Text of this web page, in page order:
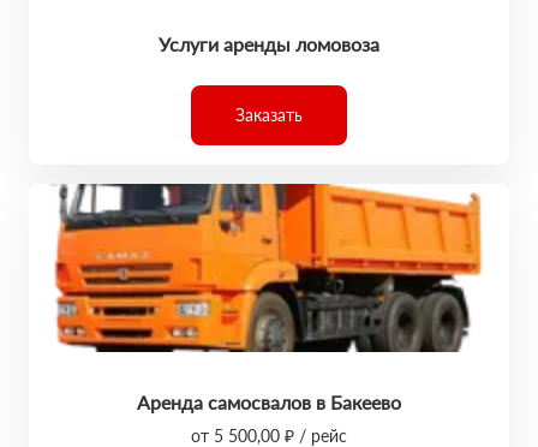
Услуги аренды ломовоза
Заказать
Аренда самосвалов в Бакеево
от 5 500,00 ₽ / рейс